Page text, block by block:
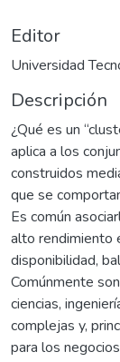
Editor
Universidad
Descripción
¿Qué es un
aplica a los
construidos
que se
Es común
alto rendimiento
disponibilidad,
Comúnmente
ciencias,
complejas y,
para los